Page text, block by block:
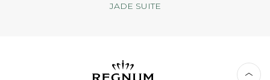
JADE SUITE